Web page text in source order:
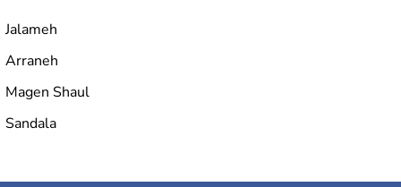
Jalameh
Arraneh
Magen Shaul
Sandala